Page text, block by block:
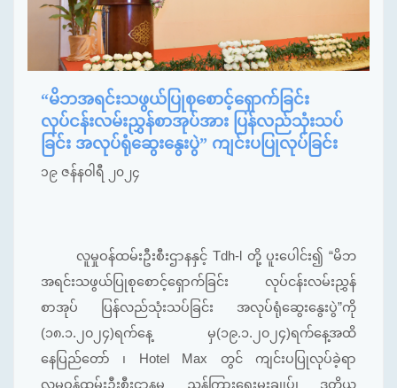
“မိဘအရင်းသဖွယ်ပြုစုစောင့်ရှောက်ခြင်း
လုပ်ငန်းလမ်းညွှန်စာအုပ်အား ပြန်လည်သုံးသပ်
ခြင်း အလုပ်ရုံဆွေးနွေးပွဲ” ကျင်းပပြုလုပ်ခြင်း
၁၉ ဇန်နဝါရီ ၂၀၂၄
လူမှုဝန်ထမ်းဦးစီးဌာနနှင့် Tdh-l တို့ ပူးပေါင်း၍ “မိဘ
အရင်းသဖွယ်ပြုစုစောင့်ရှောက်ခြင်း လုပ်ငန်းလမ်းညွှန်
စာအုပ် ပြန်လည်သုံးသပ်ခြင်း အလုပ်ရုံဆွေးနွေးပွဲ”ကို
(၁၈.၁.၂၀၂၄)ရက်နေ့ မှ(၁၉.၁.၂၀၂၄)ရက်နေ့အထိ
နေပြည်တော် ၊ Hotel Max တွင် ကျင်းပပြုလုပ်ခဲ့ရာ
လူမှုဝန်ထမ်းဦးစီးဌာနမှ ညွှန်ကြားရေးမှူးချုပ်၊ ဒုတိယ